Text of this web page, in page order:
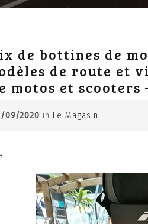
de bottines de
de route et
motos et
09/2020 in Le Magasin